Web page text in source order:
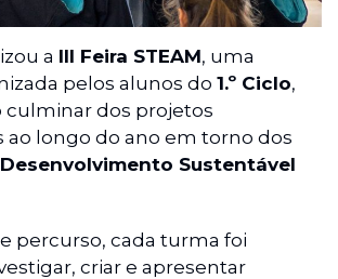
a III Feira STEAM, uma
pelos alunos do 1.º Ciclo,
culminar dos projetos
ao longo do ano em torno dos
Sustentável
percurso, cada turma foi
criar e apresentar